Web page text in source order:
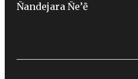
Ñandejara Ñe’ẽ